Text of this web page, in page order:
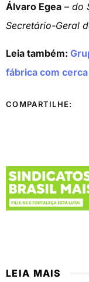
Álvaro Egea – do
Secretário-Geral
Leia também:
fábrica com
COMPARTILHE:
LEIA MAIS